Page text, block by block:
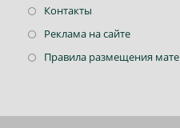
Контакты
в
Реклама на сайтеОткроется
в
Правила размещения